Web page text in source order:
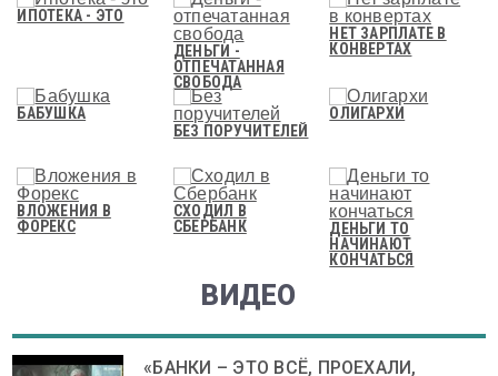
ИПОТЕКА - ЭТО
ДЕНЬГИ -
ОТПЕЧАТАННАЯ
СВОБОДА
НЕТ ЗАРПЛАТЕ В
КОНВЕРТАХ
БАБУШКА
БЕЗ ПОРУЧИТЕЛЕЙ
ОЛИГАРХИ
ВЛОЖЕНИЯ В
ФОРЕКС
СХОДИЛ В
СБЕРБАНК
ДЕНЬГИ ТО
НАЧИНАЮТ
КОНЧАТЬСЯ
ВИДЕО
«БАНКИ – ЭТО ВСЁ, ПРОЕХАЛИ,